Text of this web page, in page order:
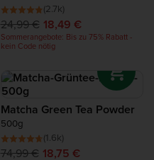
(2.7k)
24,99 € 18,49 €
Sommerangebote: Bis zu 75% Rabatt -
kein Code nötig
Matcha Green Tea Powder
500g
(1.6k)
74,99 € 18,75 €